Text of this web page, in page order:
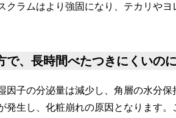
クラムはより強固になり、テカリや
で、⾧時間べたつきにくいの
子の分泌量は減少し、角層の水分保
発生し、化粧崩れの原因となります